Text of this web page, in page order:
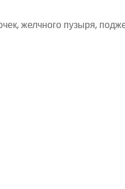
желчного пузыря,